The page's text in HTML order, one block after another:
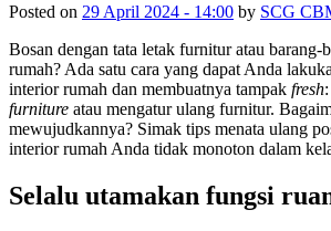
Posted on 29 April 2024 - 14:00 by SCG
Bosan dengan tata letak furnitur atau barang-
rumah? Ada satu cara yang dapat Anda
interior rumah dan membuatnya tampak fresh:
furniture atau mengatur ulang furnitur.
mewujudkannya? Simak tips menata ulang
interior rumah Anda tidak monoton dalam
Selalu utamakan fungsi